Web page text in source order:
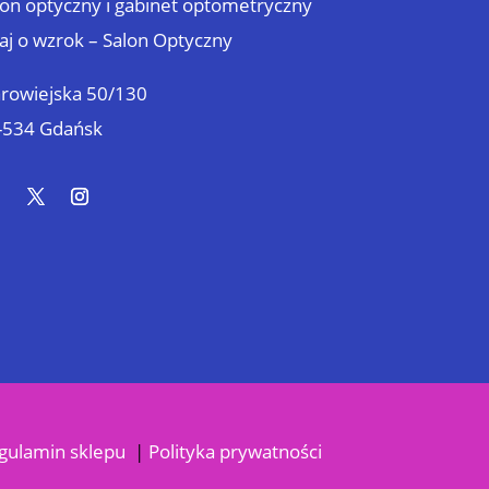
optyczny i gabinet optometryczny
o wzrok – Salon Optyczny
50/130
Gdańsk
sklepu | Polityka prywatności